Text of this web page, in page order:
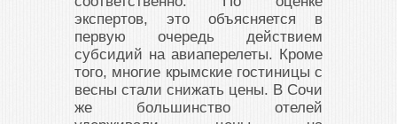
экспертов, это объясняется в
первую очередь действием
субсидий на авиаперелеты. Кроме
того, многие крымские гостиницы с
весны стали снижать цены. В Сочи
же большинство отелей